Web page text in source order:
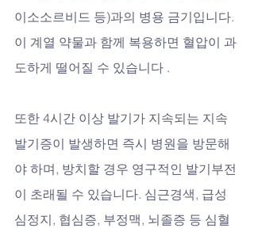
이소소르비드 등)과의 병용 금기입니다.
이 계열 약물과 함께 복용하면 혈압이 과
도하게 떨어질 수 있습니다 .
또한 4시간 이상 발기가 지속되는 지속
발기증이 발생하면 즉시 병원을 방문해
야 하며, 방치할 경우 영구적인 발기부전
이 초래될 수 있습니다. 심근경색, 급성
심정지, 협심증, 부정맥, 뇌졸증 등 심혈